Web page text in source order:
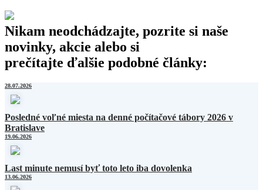
Nikam neodchádzajte, pozrite si naše
novinky, akcie alebo si
prečítajte ďalšie podobné články:
28.07.2026
Posledné voľné miesta na denné počítačové tábory 2026 v
Bratislave
19.06.2026
Last minute nemusí byť toto leto iba dovolenka
13.06.2026